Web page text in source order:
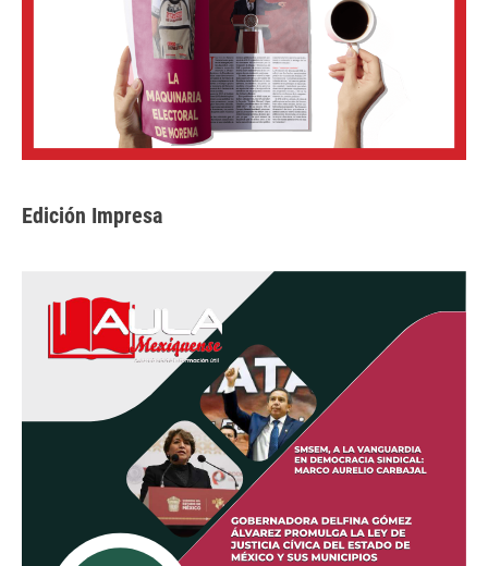
Edición Impresa